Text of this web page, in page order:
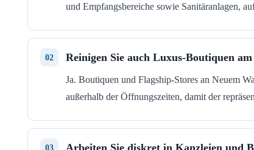
und Empfangsbereiche sowie Sanitäranlagen,
Reinigen Sie auch Luxus-Boutiquen
Ja. Boutiquen und Flagship-Stores an Neuem
außerhalb der Öffnungszeiten, damit der
Arbeiten Sie diskret in Kanzleien und